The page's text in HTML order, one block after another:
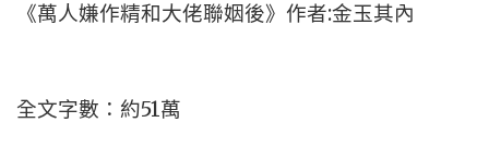
《萬人嫌作精和大佬聯姻後》作者:金玉其內
全文字數：約51萬